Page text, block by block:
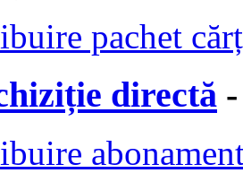
pachet
directă